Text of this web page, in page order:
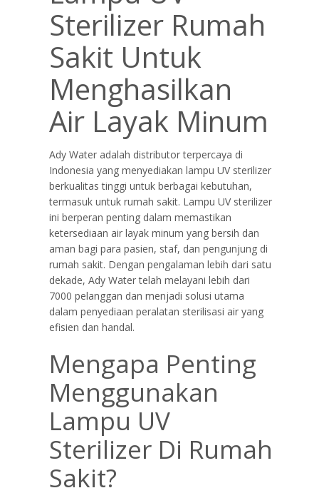
Sterilizer Rumah
Sakit Untuk
Menghasilkan
Air Layak Minum
Ady Water adalah distributor terpercaya di
Indonesia yang menyediakan lampu UV sterilizer
berkualitas tinggi untuk berbagai kebutuhan,
termasuk untuk rumah sakit. Lampu UV sterilizer
ini berperan penting dalam memastikan
ketersediaan air layak minum yang bersih dan
aman bagi para pasien, staf, dan pengunjung di
rumah sakit. Dengan pengalaman lebih dari satu
dekade, Ady Water telah melayani lebih dari
7000 pelanggan dan menjadi solusi utama
dalam penyediaan peralatan sterilisasi air yang
efisien dan handal.
Mengapa Penting
Menggunakan
Lampu UV
Sterilizer Di Rumah
Sakit?